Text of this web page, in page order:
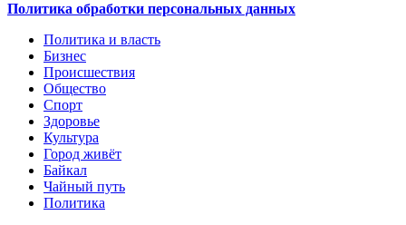
Политика обработки персональных данных
Политика и власть
Бизнес
Происшествия
Общество
Cпорт
Здоровье
Культура
Город живёт
Байкал
Чайный путь
Политика